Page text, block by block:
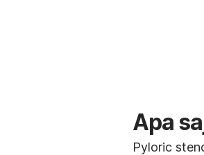
Apa
Pyloric